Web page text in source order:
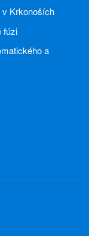
Krkonoších
fúzi
a